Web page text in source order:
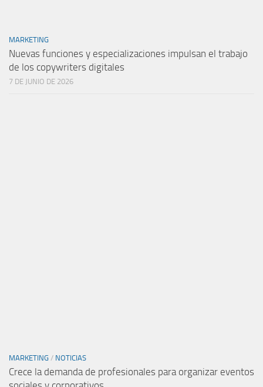
MARKETING
Nuevas funciones y especializaciones impulsan el trabajo
de los copywriters digitales
7 DE JUNIO DE 2026
MARKETING / NOTICIAS
Crece la demanda de profesionales para organizar eventos